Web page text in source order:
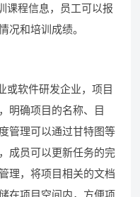
课程信息，员工可以报
况和培训成绩。
或软件研发企业，项目
明确项目的名称、目
管理可以通过甘特图等
成员可以更新任务的完
理，将项目相关的文档
在项目空间内，方便项